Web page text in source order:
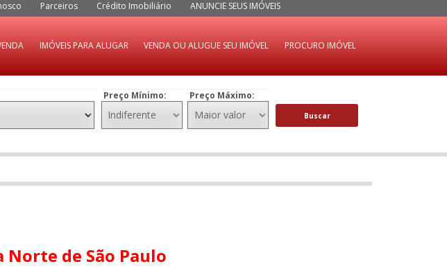
Parceiros Crédito Imobiliário ANUNCIE SEUS IMÓVEIS
PROCURO IMÓVEL
VENDA OU ALUGUE SEU IMÓVEL
IMÓVEIS PARA ALUGAR
Preço Mínimo: Preço Máximo:
Buscar
Norte de São Paulo